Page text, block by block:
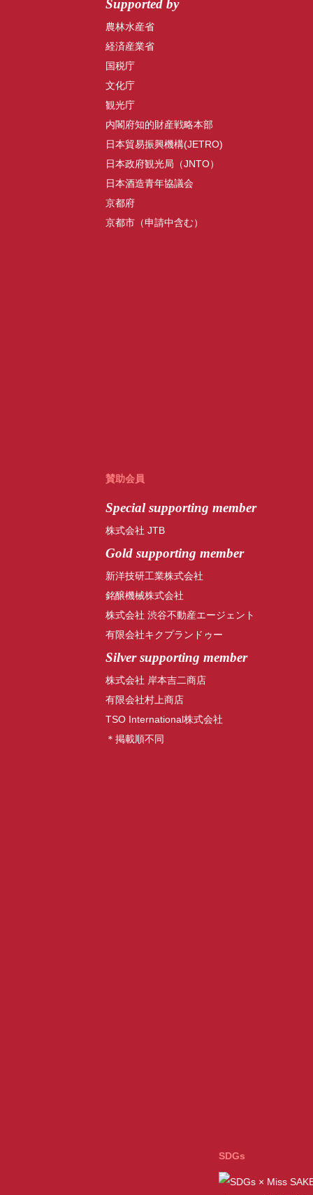
Supported by
農林水産省
経済産業省
国税庁
文化庁
観光庁
内閣府知的財産戦略本部
日本貿易振興機構(JETRO)
日本政府観光局（JNTO）
日本酒造青年協議会
京都府
京都市（申請中含む）
賛助会員
Specialsupporting member
株式会社 JTB
Gold supporting member
新洋技研工業株式会社
銘醸機械株式会社
株式会社 渋谷不動産エージェント
有限会社キクプランドゥー
Silver supporting member
株式会社 岸本吉二商店
有限会社村上商店
TSO International株式会社
＊掲載順不同
SDGs